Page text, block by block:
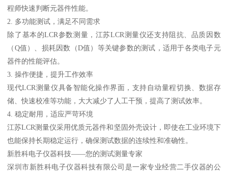
程师快速判断元器件性能。
2. 多功能测试，满足不同需求
除了基本的LCR参数测量，江苏LCR测量仪还支持阻抗、品质因数
（Q值）、损耗因数（D值）等关键参数的测试，适用于各类电子元
器件的性能评估。
3. 操作便捷，提升工作效率
现代LCR测量仪具备智能化操作界面，支持自动量程切换、数据存
储、快速校准等功能，大大减少了人工干预，提高了测试效率。
4. 稳定耐用，适应严苛环境
江苏LCR测量仪采用优质元器件和坚固外壳设计，即使在工业环境下
也能保持长期稳定运行，确保测试数据的连续性和准确性。
新胜科电子仪器科技——您的测试测量专家
深圳市新胜科电子仪器科技有限公司是一家专业经营二手仪器的公